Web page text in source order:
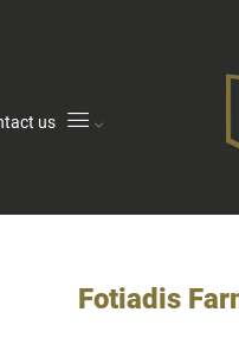
us
Fotiadis